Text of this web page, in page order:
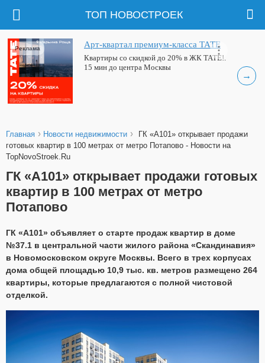
ТОП НОВОСТРОЕК
→
Арт-квартал премиум-класса ТАТЕ
Квартиры со скидкой до 20% в ЖК ТАТЕ!.
15 мин до центра Москвы
Реклама
Главная › Новости недвижимости ›
ГК «А101» открывает продажи
готовых квартир в 100 метрах от метро Потапово - Новости на
TopNovoStroek.Ru
ГК «А101» открывает продажи готовых
квартир в 100 метрах от метро
Потапово
ГК «А101» объявляет о старте продаж квартир в доме
№37.1 в центральной части жилого района «Скандинавия»
в Новомосковском округе Москвы. Всего в трех корпусах
дома общей площадью 10,9 тыс. кв. метров размещено 264
квартиры, которые предлагаются с полной чистовой
отделкой.